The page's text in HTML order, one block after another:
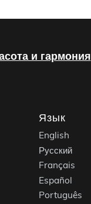
и гармония
Язык
English
Русский
Français
Español
Português